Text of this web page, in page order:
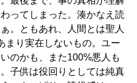
ってしまった。湊かなえ読
。ともあれ、人間とは聖人
まり実在しないもの。ユー
のかも、また100%悪人も
子供は役回りとしては純真